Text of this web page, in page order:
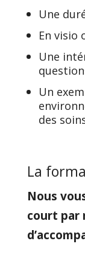
Une
En visio
Une
Un
des
La
Nous
court par